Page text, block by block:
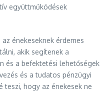
együttműködések
énekeseknek érdemes
akik segítenek a
és a befektetési lehetőségek
és a tudatos pénzügyi
teszi, hogy az énekesek ne